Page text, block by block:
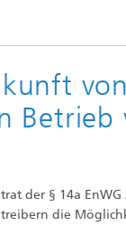
Betrieb
der § 14a
die